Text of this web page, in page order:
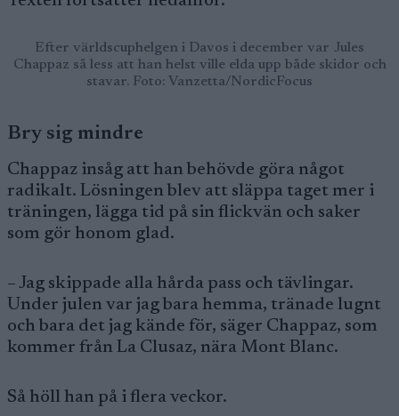
Efter världscuphelgen i Davos i december var Jules
Chappaz så less att han helst ville elda upp både skidor och
stavar. Foto: Vanzetta/NordicFocus
Bry sig mindre
Chappaz insåg att han behövde göra något
radikalt. Lösningen blev att släppa taget mer i
träningen, lägga tid på sin flickvän och saker
som gör honom glad.
– Jag skippade alla hårda pass och tävlingar.
Under julen var jag bara hemma, tränade lugnt
och bara det jag kände för, säger Chappaz, som
kommer från La Clusaz, nära Mont Blanc.
Så höll han på i flera veckor.